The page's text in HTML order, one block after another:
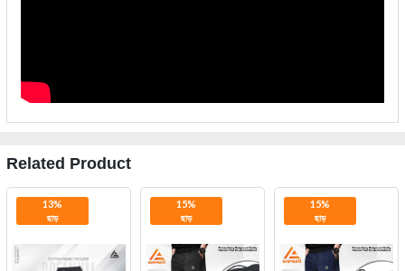
Related Product
13%
ছাড়
15%
ছাড়
15%
ছাড়